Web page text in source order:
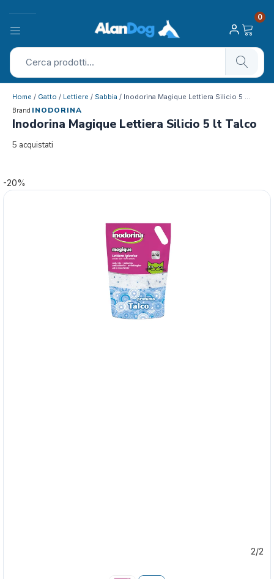
0
Home / Gatto / Lettiere / Sabbia / Inodorina Magique Lettiera Silicio 5 …
Brand INODORINA
Inodorina Magique Lettiera Silicio 5 lt Talco
5 acquistati
-20%
2/2